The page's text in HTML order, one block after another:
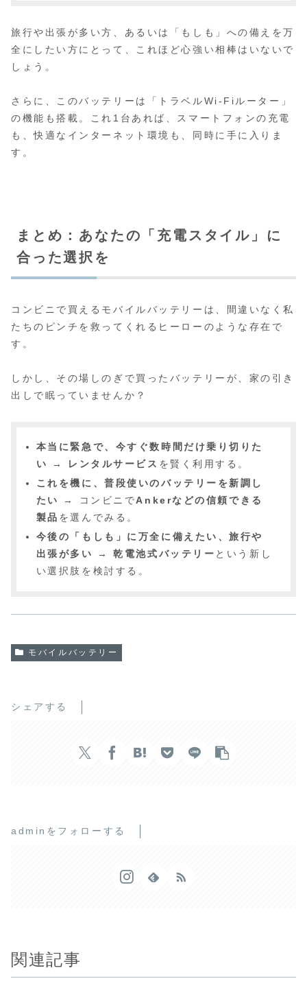
旅行や出張が多い方、あるいは「もしも」への備えを万
全にしたい方にとって、これほど心強い相棒はいないで
しょう。
さらに、このバッテリーは「トラベルWi-Fiルーター」
の機能も搭載。これ1台あれば、スマートフォンの充電
も、快適なインターネット環境も、同時に手に入りま
す。
まとめ：あなたの「充電スタイル」に
合った選択を
コンビニで買えるモバイルバッテリーは、間違いなく私
たちのピンチを救ってくれるヒーローのような存在で
す。
しかし、その場しのぎで買ったバッテリーが、家の引き
出しで眠っていませんか？
本当に緊急で、今すぐ数時間だけ乗り切りた
い
→ レンタルサービス を賢く利用する。
これを機に、普段使いのバッテリーを新調し
たい
→ コンビニでAnkerなどの信頼できる
製品 を選んでみる。
今後の「もしも」に万全に備えたい、旅行や
出張が多い
→乾電池式バッテリー という新し
い選択肢を検討する。
モバイルバッテリー
シェアする
adminをフォローする
関連記事